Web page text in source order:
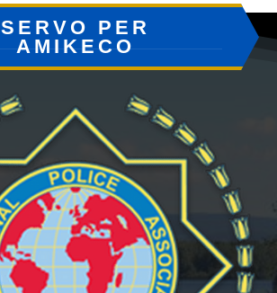
SERVO PER
AMIKECO